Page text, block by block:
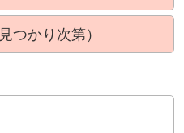
つかり次第）